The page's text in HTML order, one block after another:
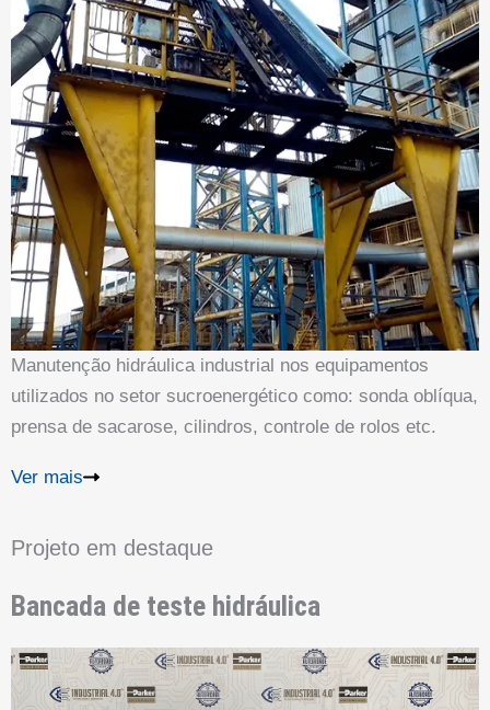
Manutenção hidráulica industrial nos equipamentos
utilizados no setor sucroenergético como: sonda oblíqua,
prensa de sacarose, cilindros, controle de rolos etc.
Ver mais
Projeto em destaque
Bancada de teste hidráulica